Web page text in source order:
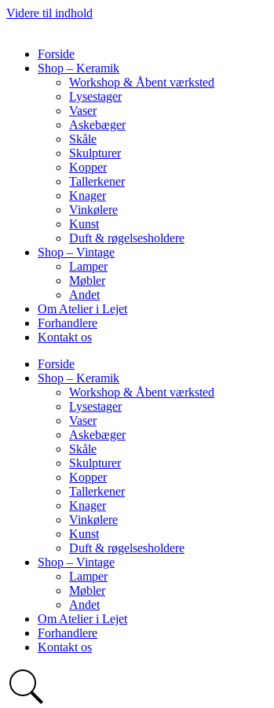
Videre til indhold
Forside
Shop – Keramik
Workshop & Åbent værksted
Lysestager
Vaser
Askebæger
Skåle
Skulpturer
Kopper
Tallerkener
Knager
Vinkølere
Kunst
Duft & røgelsesholdere
Shop – Vintage
Lamper
Møbler
Andet
Om Atelier i Lejet
Forhandlere
Kontakt os
Forside
Shop – Keramik
Workshop & Åbent værksted
Lysestager
Vaser
Askebæger
Skåle
Skulpturer
Kopper
Tallerkener
Knager
Vinkølere
Kunst
Duft & røgelsesholdere
Shop – Vintage
Lamper
Møbler
Andet
Om Atelier i Lejet
Forhandlere
Kontakt os